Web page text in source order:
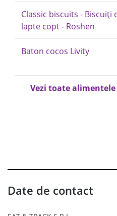
Classic biscuits - Biscuiți
lapte copt - Roshen
Baton cocos Livity
Vezi toate
Date de contact